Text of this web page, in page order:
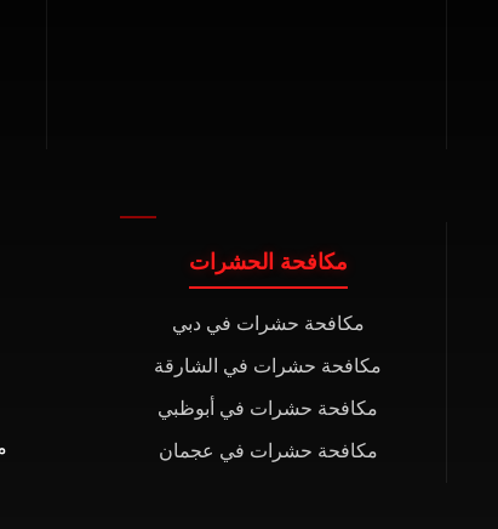
مكافحة الحشرات
مكافحة حشرات في دبي
مكافحة حشرات في الشارقة
مكافحة حشرات في أبوظبي
مكافحة حشرات في عجمان